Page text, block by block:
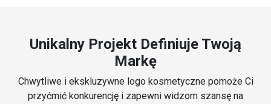
Unikalny Projekt Definiuje Twoją
Markę
Chwytliwe i ekskluzywne logo kosmetyczne pomoże Ci
przyćmić konkurencję i zapewni widzom szansę na